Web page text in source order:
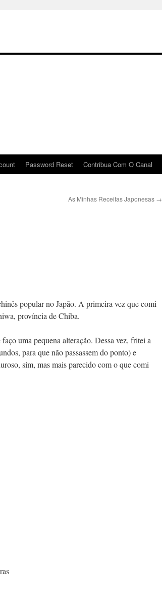
Password Reset Contribua Com O Canal
As Minhas Receitas Japonesas →
popular no Japão. A primeira vez que comi
província de Chiba.
uma pequena alteração. Dessa vez, fritei a
para que não passassem do ponto) e
sim, mas mais parecido com o que comi